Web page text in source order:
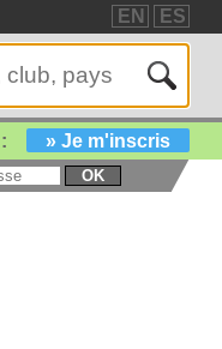
EN ES
» Je m'inscris
OK